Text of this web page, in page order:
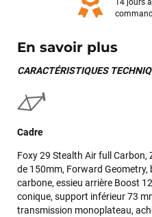
14 jours
En savoir plus
CARACTÉRISTIQUES
Cadre
Foxy 29 Stealth Air full Carbon,
de 150mm, Forward
carbone, essieu arrière Boost
conique, support inférieur 73
transmission monoplateau,